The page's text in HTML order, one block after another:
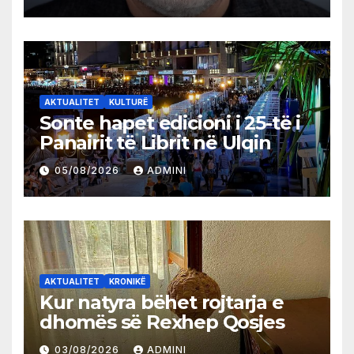
AKTUALITET KULTURË
Sonte hapet edicioni i 25-të i
Panairit të Librit në Ulqin
05/08/2026 ADMINI
AKTUALITET KRONIKË
Kur natyra bëhet rojtarja e
dhomës së Rexhep Qosjes
03/08/2026 ADMINI